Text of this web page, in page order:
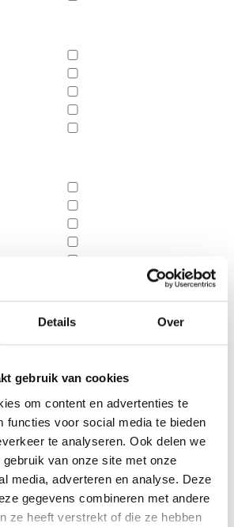
Details Over
gebruik van cookies
om content en advertenties te
functies voor social media te bieden
te analyseren. Ook delen we
van onze site met onze
media, adverteren en analyse. Deze
gegevens combineren met andere
ze heeft verstrekt of die ze hebben
Producten getagd met
binnen schoentjes